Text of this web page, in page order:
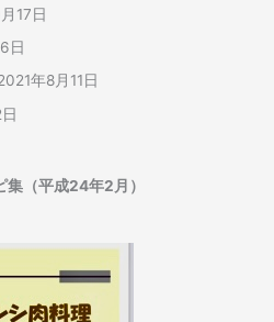
17日
日
年8月11日
（平成24年2月）